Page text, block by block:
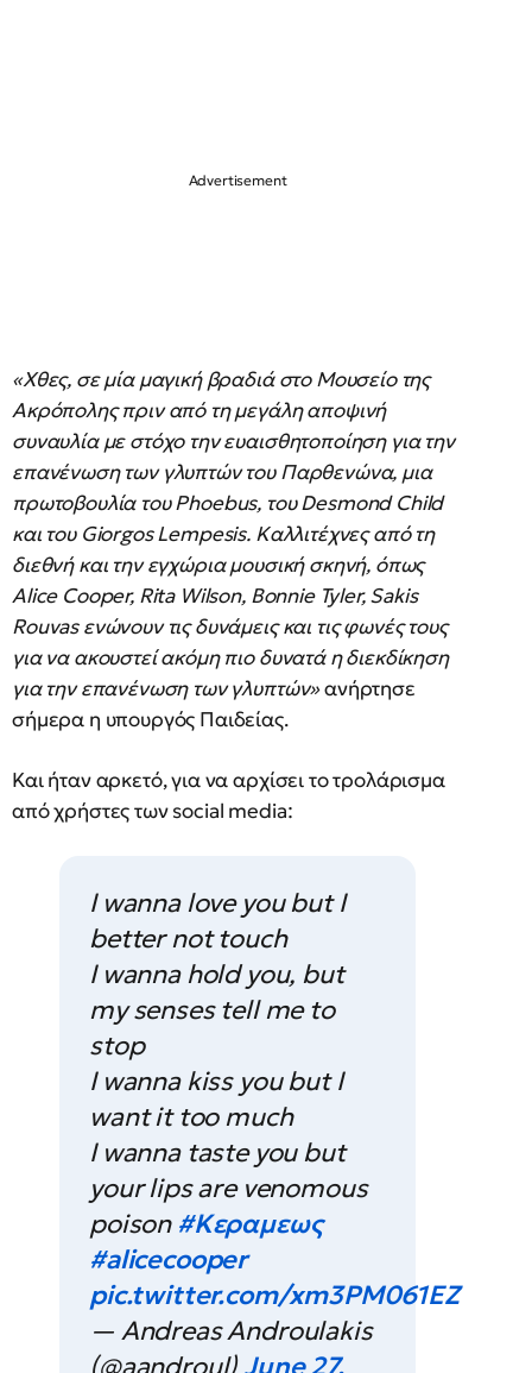
«Χθες, σε μία μαγική βραδιά στο Μουσείο της
Ακρόπολης πριν από τη μεγάλη αποψινή
συναυλία με στόχο την ευαισθητοποίηση για την
επανένωση των γλυπτών του Παρθενώνα, μια
πρωτοβουλία του Phoebus, του Desmond Child
και του Giorgos Lempesis. Kαλλιτέχνες από τη
διεθνή και την εγχώρια μουσική σκηνή, όπως
Alice Cooper, Rita Wilson, Bonnie Tyler, Sakis
Rouvas ενώνουν τις δυνάμεις και τις φωνές τους
για να ακουστεί ακόμη πιο δυνατά η διεκδίκηση
για την επανένωση των γλυπτών»ανήρτησε
σήμερα η υπουργός Παιδείας.
Και ήταν αρκετό, για να αρχίσει το τρολάρισμα
από χρήστες των social media:
I wanna love you but I
better not touch
I wanna hold you, but
my senses tell me to
stop
I wanna kiss you but I
want it too much
I wanna taste you but
your lips are venomous
poison #Κεραμεως
#alicecooper
pic.twitter.com/xm3PM061EZ
— Andreas Androulakis
(@aandroul)June 27,